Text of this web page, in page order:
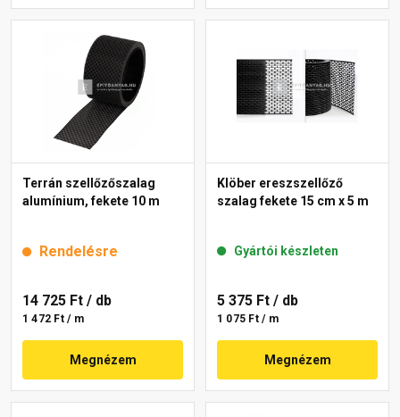
Terrán szellőzőszalag
alumínium, fekete 10 m
Rendelésre
14 725 Ft / db
1 472 Ft / m
Megnézem
Klöber ereszszellőző
szalag fekete 15 cm x 5 m
Gyártói készleten
5 375 Ft / db
1 075 Ft / m
Megnézem